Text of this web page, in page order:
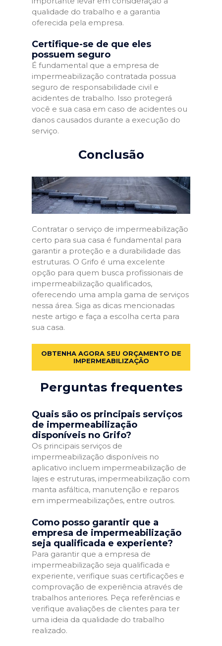
qualidade do trabalho e a garantia
oferecida pela empresa.
Certifique-se de que eles
possuem seguro
É fundamental que a empresa de
impermeabilização contratada possua
seguro de responsabilidade civil e
acidentes de trabalho. Isso protegerá
você e sua casa em caso de acidentes ou
danos causados durante a execução do
serviço.
Conclusão
Contratar o serviço de impermeabilização
certo para sua casa é fundamental para
garantir a proteção e a durabilidade das
estruturas. O Grifo é uma excelente
opção para quem busca profissionais de
impermeabilização qualificados,
oferecendo uma ampla gama de serviços
nessa área. Siga as dicas mencionadas
neste artigo e faça a escolha certa para
sua casa.
OBTENHA AGORA SEU ORÇAMENTO DE
IMPERMEABILIZAÇÃO
Perguntas frequentes
Quais são os principais serviços
de impermeabilização
disponíveis no Grifo?
Os principais serviços de
impermeabilização disponíveis no
aplicativo incluem impermeabilização de
lajes e estruturas, impermeabilização com
manta asfáltica, manutenção e reparos
em impermeabilizações, entre outros.
Como posso garantir que a
empresa de impermeabilização
seja qualificada e experiente?
Para garantir que a empresa de
impermeabilização seja qualificada e
experiente, verifique suas certificações e
comprovação de experiência através de
trabalhos anteriores. Peça referências e
verifique avaliações de clientes para ter
uma ideia da qualidade do trabalho
realizado.